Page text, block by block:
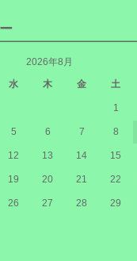
2026年8月
水 木 金 土
1
5 6 7 8
12 13 14 15
19 20 21 22
26 27 28 29